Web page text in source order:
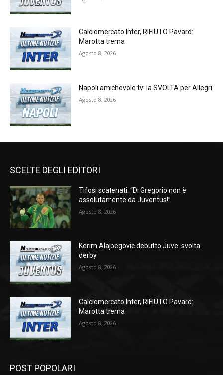
Calciomercato Inter, RIFIUTO Pavard:
Marotta trema
Agosto 8, 2026
Napoli amichevole tv: la SVOLTA per Allegri
Agosto 8, 2026
SCELTE DEGLI EDITORI
Tifosi scatenati: “Di Gregorio non è
assolutamente da Juventus!”
Agosto 8, 2026
Kerim Alajbegovic debutto Juve: svolta
derby
Agosto 8, 2026
Calciomercato Inter, RIFIUTO Pavard:
Marotta trema
Agosto 8, 2026
POST POPOLARI